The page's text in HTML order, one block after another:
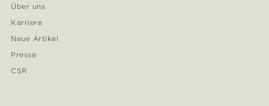
Über uns
Karriere
Neue Artikel
Presse
CSR